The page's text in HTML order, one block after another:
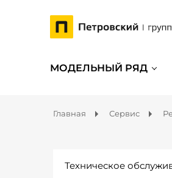
МОДЕЛЬНЫЙ РЯД
Главная Сервис
Техническое